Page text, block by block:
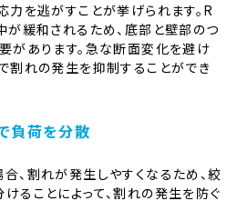
力を逃がすことが挙げられます。R
が緩和されるため、底部と壁部のつ
があります。急な断面変化を避け
割れの発生を抑制することができ
負荷を分散
、割れが発生しやすくなるため、絞
ることによって、割れの発生を防ぐ